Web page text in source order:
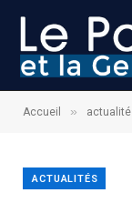
Accueil »
ACTUALITÉS